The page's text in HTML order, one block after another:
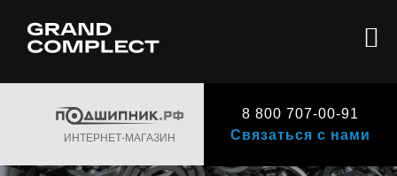
ИНТЕРНЕТ-МАГАЗИН
8 800 707-00-91
Связаться с нами